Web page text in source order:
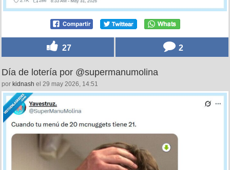
27 2
Día de lotería por @supermanumolina
por kidnash el 29 may 2026, 14:51